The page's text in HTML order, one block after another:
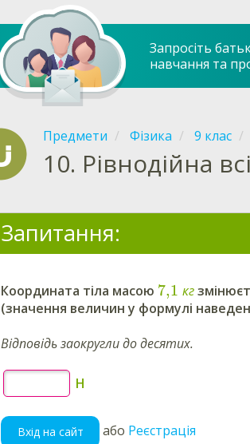
Запросіть
навчання та
Предмети Фізика 9 клас
10. Рівнодійна
Запитання:
Координата тіла масою 7,1 кг
(значення величин у формулі
Відповідь заокругли до десятих.
Н
Вхід на сайт або Реєстрація